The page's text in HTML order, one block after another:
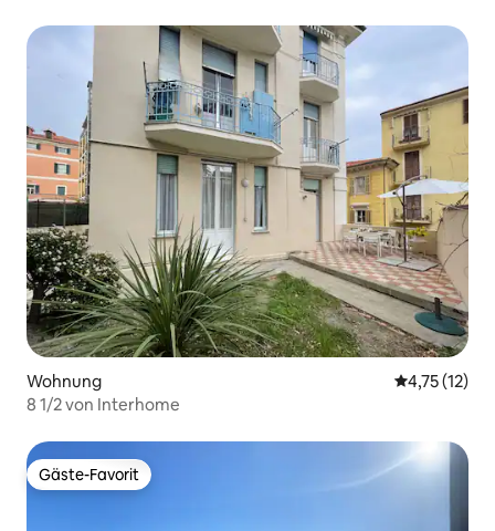
Wohnung
4,75 (12)
8 1/2 von Interhome
Gäste-Favorit
Gäste-Favorit